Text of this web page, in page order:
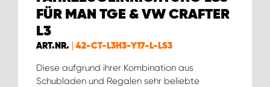
FÜR MAN TGE & VW CRAFTER
L3
ART.NR. 42-CT-L3H3-Y17-L-LS3
Diese aufgrund ihrer Kombination aus
Schubladen und Regalen sehr beliebte
WORK SYSTEM STUTTGART